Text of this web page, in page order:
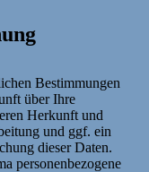
Bestimmungen
über Ihre
Herkunft und
und ggf. ein
dieser Daten.
personenbezogene